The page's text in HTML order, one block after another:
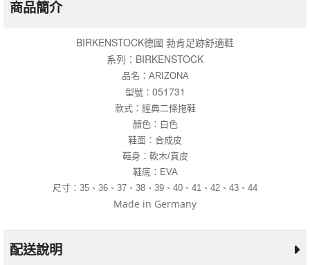
商品簡介
BIRKENSTOCK德國 勃肯足跡舒適鞋
系列：BIRKENSTOCK
品名 ： ARIZONA
型號： 051731
款式：經典二條拖鞋
顏色：白色
鞋面：合成皮
鞋身：軟木/真皮
鞋底： EVA
尺寸： 35 、 36 、 37 、 38、39、40 、 41、42、43 、 44
Made in Germany
配送說明